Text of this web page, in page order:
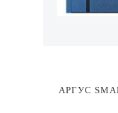
АРГУС